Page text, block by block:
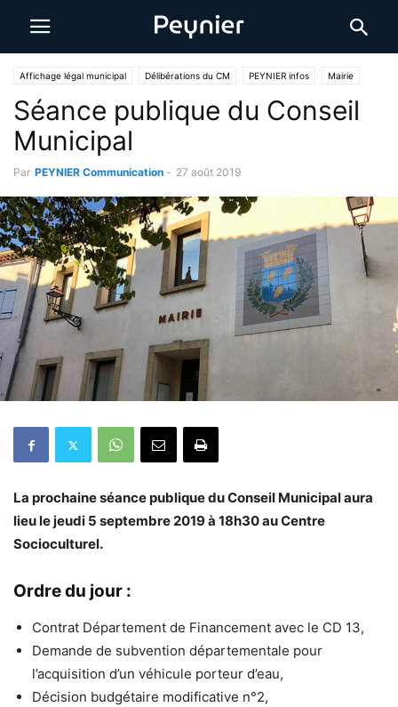
Affichage légal municipal Délibérations du CM PEYNIER infos Mairie
Séance publique du Conseil
Municipal
Par PEYNIER Communication - 27 août 2019
La prochaine séance publique du Conseil Municipal aura
lieu le jeudi 5 septembre 2019 à 18h30 au Centre
Socioculturel.
Ordre du jour :
Contrat Département de Financement avec le CD 13,
Demande de subvention départementale pour
l’acquisition d’un véhicule porteur d’eau,
Décision budgétaire modificative n°2,